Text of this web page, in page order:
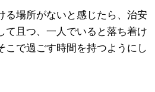
る場所がないと感じたら、治安
て且つ、一人でいると落ち着け
こで過ごす時間を持つようにし